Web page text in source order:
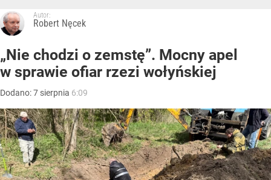
Autor:
Robert Nęcek
„Nie chodzi o zemstę”. Mocny apel
w sprawie ofiar rzezi wołyńskiej
Dodano:7 sierpnia 6:09